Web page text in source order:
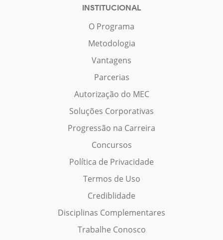
INSTITUCIONAL
O Programa
Metodologia
Vantagens
Parcerias
Autorização do MEC
Soluções Corporativas
Progressão na Carreira
Concursos
Política de Privacidade
Termos de Uso
Crediblidade
Disciplinas Complementares
Trabalhe Conosco